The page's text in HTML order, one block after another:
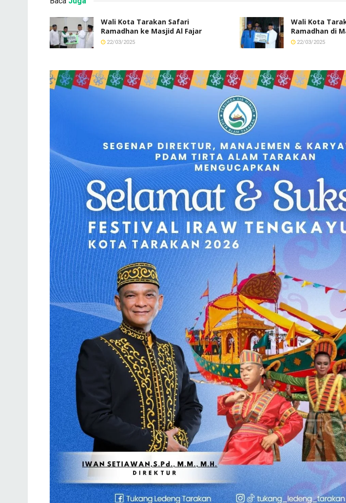
Wali Kota Tarakan Safari
Ramadhan ke Masjid Al Fajar
22/03/2025
Wali Kota
Ramadhan di
22/03/2025